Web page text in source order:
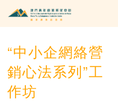
“中小企網絡營
銷心法系列”工
作坊